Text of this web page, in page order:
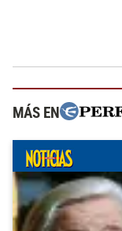
MÁS EN